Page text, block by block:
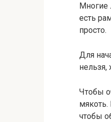
Многие
есть
просто.
Для
нельзя,
Чтобы
мякоть.
чтобы